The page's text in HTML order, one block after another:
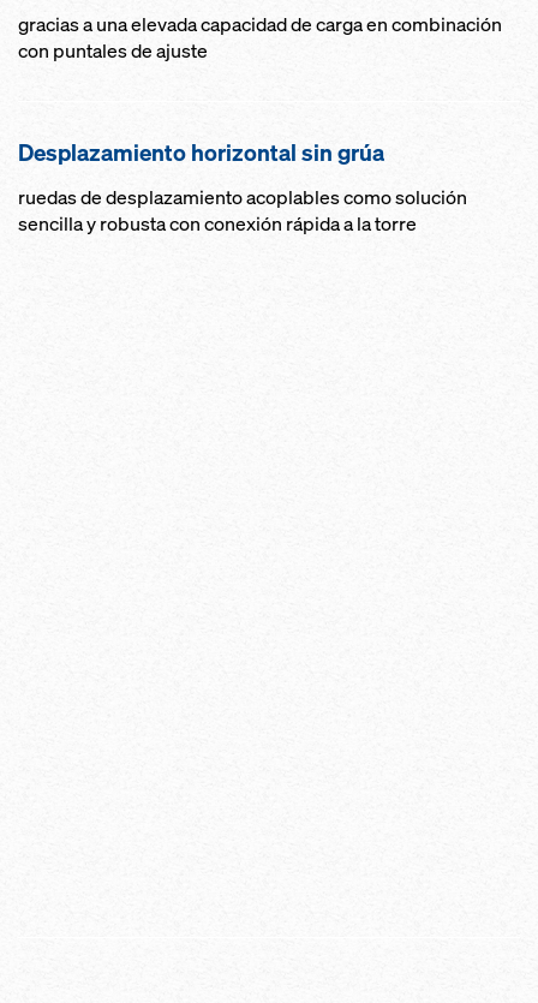
gracias a una elevada capacidad de carga en combinación
con puntales de ajuste
Desplazamiento horizontal sin grúa
ruedas de desplazamiento acoplables como solución
sencilla y robusta con conexión rápida a la torre